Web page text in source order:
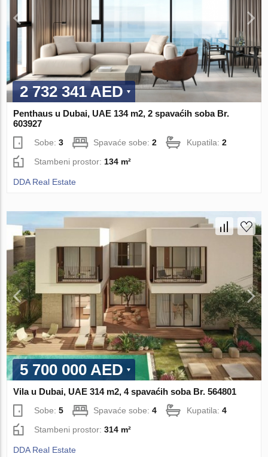
2 732 341 AED
Penthaus u Dubai, UAE 134 m2, 2 spavaćih soba Br.
603927
Sobe:3 Spavaće sobe:2 Kupatila:2
Stambeni prostor: 134 m²
DDA Real Estate
5 700 000 AED
Vila u Dubai, UAE 314 m2, 4 spavaćih soba Br. 564801
Sobe:5 Spavaće sobe:4 Kupatila:4
Stambeni prostor:314 m²
DDA Real Estate